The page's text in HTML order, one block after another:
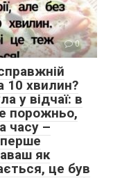
0
10 хвилин?
у відчаї: в
порожньо,
часу –
як
це був